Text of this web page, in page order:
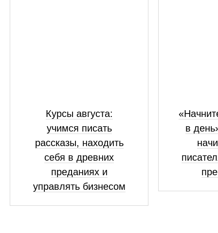
Курсы августа:
учимся писать
рассказы, находить
себя в древних
преданиях и
управлять бизнесом
в